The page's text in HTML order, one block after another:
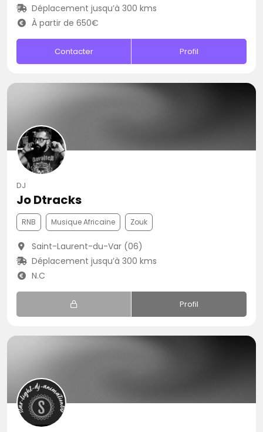
Déplacement jusqu’à 300 kms
À partir de 650€
Contacter Profil
DJ
Jo Dtracks
RNB Musique Africaine Zouk
Saint-Laurent-du-Var (06)
Déplacement jusqu’à 300 kms
N.C
Profil